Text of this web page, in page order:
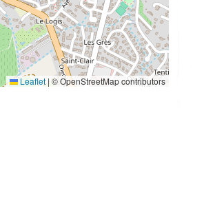
Leaflet |© OpenStreetMap contributors